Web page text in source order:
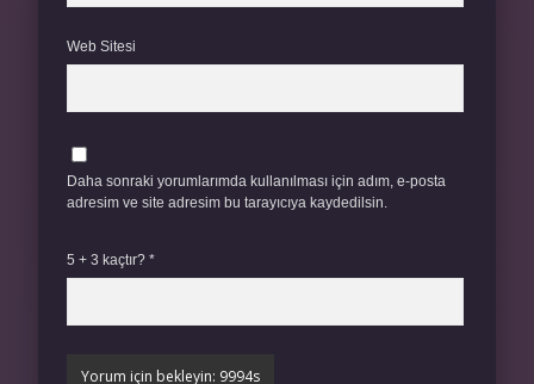
Web Sitesi
Daha sonraki yorumlarımda kullanılması için adım, e-posta
adresim ve site adresim bu tarayıcıya kaydedilsin.
5 + 3 kaçtır? *